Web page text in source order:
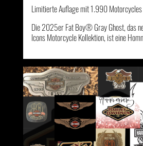
Limitierte Auflage mit 1.990 Motorcycles
Die 2025er Fat Boy® Gray Ghost, das
Icons Motorcycle Kollektion, ist eine